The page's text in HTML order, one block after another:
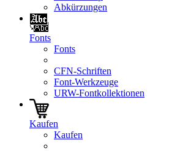
Abkürzungen
Fonts
Fonts
CFN-Schriften
Font-Werkzeuge
URW-Fontkollektionen
Kaufen
Kaufen